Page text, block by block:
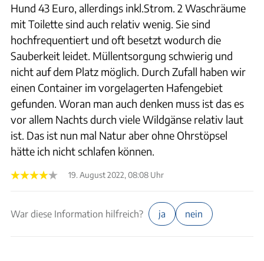
Hund 43 Euro, allerdings inkl.Strom. 2 Waschräume
mit Toilette sind auch relativ wenig. Sie sind
hochfrequentiert und oft besetzt wodurch die
Sauberkeit leidet. Müllentsorgung schwierig und
nicht auf dem Platz möglich. Durch Zufall haben wir
einen Container im vorgelagerten Hafengebiet
gefunden. Woran man auch denken muss ist das es
vor allem Nachts durch viele Wildgänse relativ laut
ist. Das ist nun mal Natur aber ohne Ohrstöpsel
hätte ich nicht schlafen können.
19. August 2022, 08:08 Uhr
War diese Information hilfreich? ja nein